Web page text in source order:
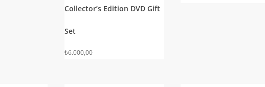
Collector’s Edition DVD Gift
Set
₺6.000,00